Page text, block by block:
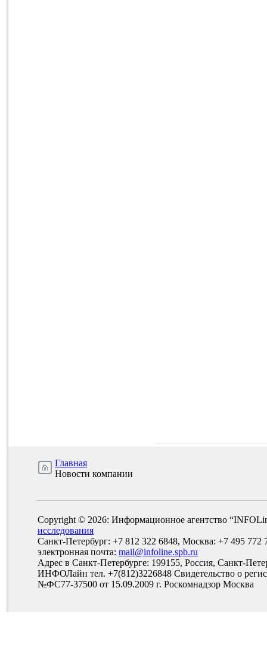
Главная
Новости компании
Copyright © 2026: Информационное агентство
исследования
Санкт-Петербург: +7 812 322 6848, Москва: +7 495 772
электронная почта: mail@infoline.spb.ru
Адрес в Санкт-Петербурге: 199155, Россия, Санкт-
ИНФОЛайн тел. +7(812)3226848 Свидетельство о
№ФС77-37500 от 15.09.2009 г. Роскомнадзор Москва